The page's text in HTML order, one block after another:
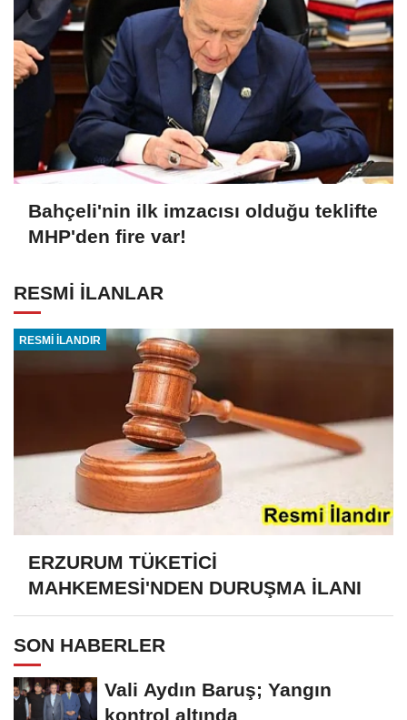
Bahçeli'nin ilk imzacısı olduğu teklifte
MHP'den fire var!
RESMİ İLANLAR
RESMİ İLANDIR
ERZURUM TÜKETİCİ
MAHKEMESİ'NDEN DURUŞMA İLANI
SON HABERLER
Vali Aydın Baruş; Yangın
kontrol altında